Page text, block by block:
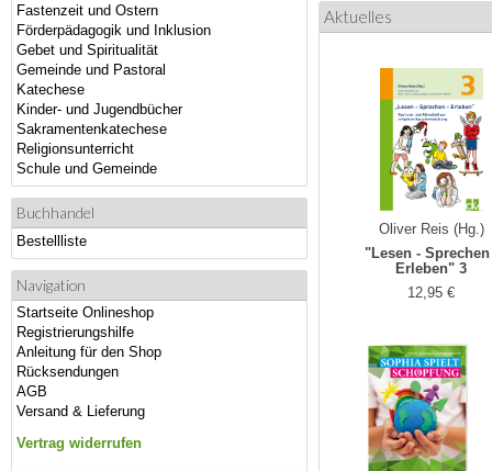
Fastenzeit und Ostern
Förderpädagogik und Inklusion
Gebet und Spiritualität
Gemeinde und Pastoral
Katechese
Kinder- und Jugendbücher
Sakramentenkatechese
Religionsunterricht
Schule und Gemeinde
Buchhandel
Bestellliste
Navigation
Startseite Onlineshop
Registrierungshilfe
Anleitung für den Shop
Rücksendungen
AGB
Versand & Lieferung
Vertrag widerrufen
Aktuelles
Oliver Reis (Hg.)
"Lesen - Sprechen
Erleben" 3
12,95 €